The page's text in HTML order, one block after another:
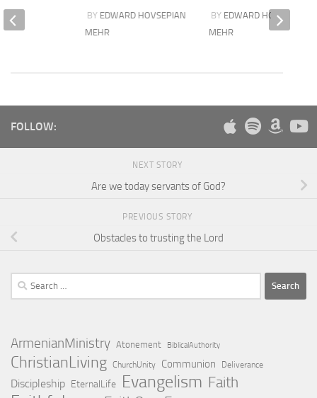
BY EDWARD HOVSEPIAN
MEHR
BY EDWARD HOVSEPIAN
MEHR
FOLLOW:
NEXT STORY
Are we today servants of God?
PREVIOUS STORY
Obstacles to trusting the Lord
Search
for:
ArmenianMinistry Atonement BiblicalAuthority
ChristianLiving ChurchUnity Communion Deliverance
Discipleship EternalLife Evangelism Faith